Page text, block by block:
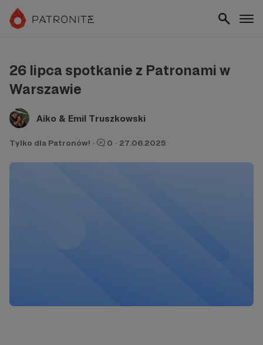
26 lipca spotkanie z Patronami w
Warszawie
Aiko & Emil Truszkowski
Tylko dla Patronów! · 0 · 27.06.2025